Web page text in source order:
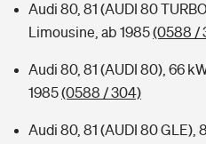
Typklassen: So ist Ihr Auto
Sie haben Fragen?
Audi 80, 81 (AUDI 80
Limousine, ab 1985(0588 /
Audi 80, 81 (AUDI 80), 66
1985(0588 / 304)
Audi 80, 81 (AUDI 80 GLE),